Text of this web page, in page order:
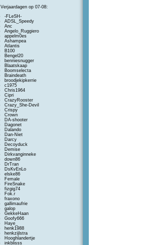
Verjaardagen op 07-08:
-FLeSH-
ADSL_Speedy
Anc
Angelo_Ruggiero
appelm0es
Ashampea
Atlantis
B100
Bengel20
benniesnugger
Blaatskaap
Boomselecta
Braindeath
broodjekipkerrie
c1975
Chris1964
Cipri
CrazyRooster
Crazy_She-Devil
Crispy
Crown
DA-shooter
Dagonet
Dalando
Dan-Niet
Darcy
Decoyduck
Demise
Dirkvanginneke
down86
DrTran
DsKvEnLo
elske86
Female
FireSnake
fizgig74
Fok.r
fraxono
gallimaufrie
galop
GekkeHaan
Goofy666
Haye_
henk1988
henkzijlstra
Hooghlandertje
inkblisss